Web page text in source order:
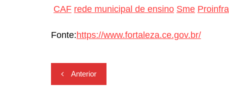
CAF rede municipal de ensino Sme Proinfra
Fonte:https://www.fortaleza.ce.gov.br/
Navegação
Anterior